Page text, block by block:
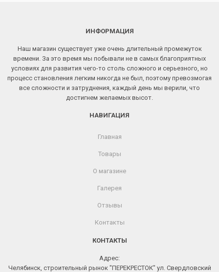
ИНФОРМАЦИЯ
Наш магазин существует уже очень длительный промежуток
времени. За это время мы побывали не в самых благоприятных
условиях для развития чего-то столь сложного и серьезного, но
процесс становления легким никогда не был, поэтому превозмогая
все сложности и затруднения, каждый день мы верили, что
достигнем желаемых высот.
НАВИГАЦИЯ
Главная
Товары
О магазине
Галерея
Отзывы
Контакты
КОНТАКТЫ
Адрес:
Челябинск, строительный рынок "ПЕРЕКРЕСТОК" ул. Свердловский